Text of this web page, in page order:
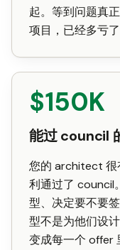
起。等到问题真
项目，已经多亏
$150K
能过 council
您的 architect 很
利通过了 council
型、决定要不要
型不是为他们设
变成每一个 offer